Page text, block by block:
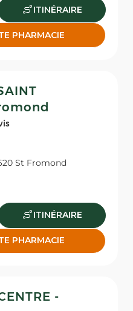
ITINÉRAIRE
PHARMACIE
St Fromond
ITINÉRAIRE
PHARMACIE
-